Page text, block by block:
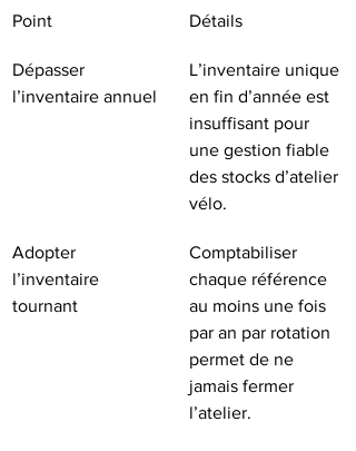
Point Détails
Dépasser
l’inventaire annuel
L’inventaire unique
en fin d’année est
insuffisant pour
une gestion fiable
des stocks d’atelier
vélo.
Adopter
l’inventaire
tournant
Comptabiliser
chaque référence
au moins une fois
par an par rotation
permet de ne
jamais fermer
l’atelier.